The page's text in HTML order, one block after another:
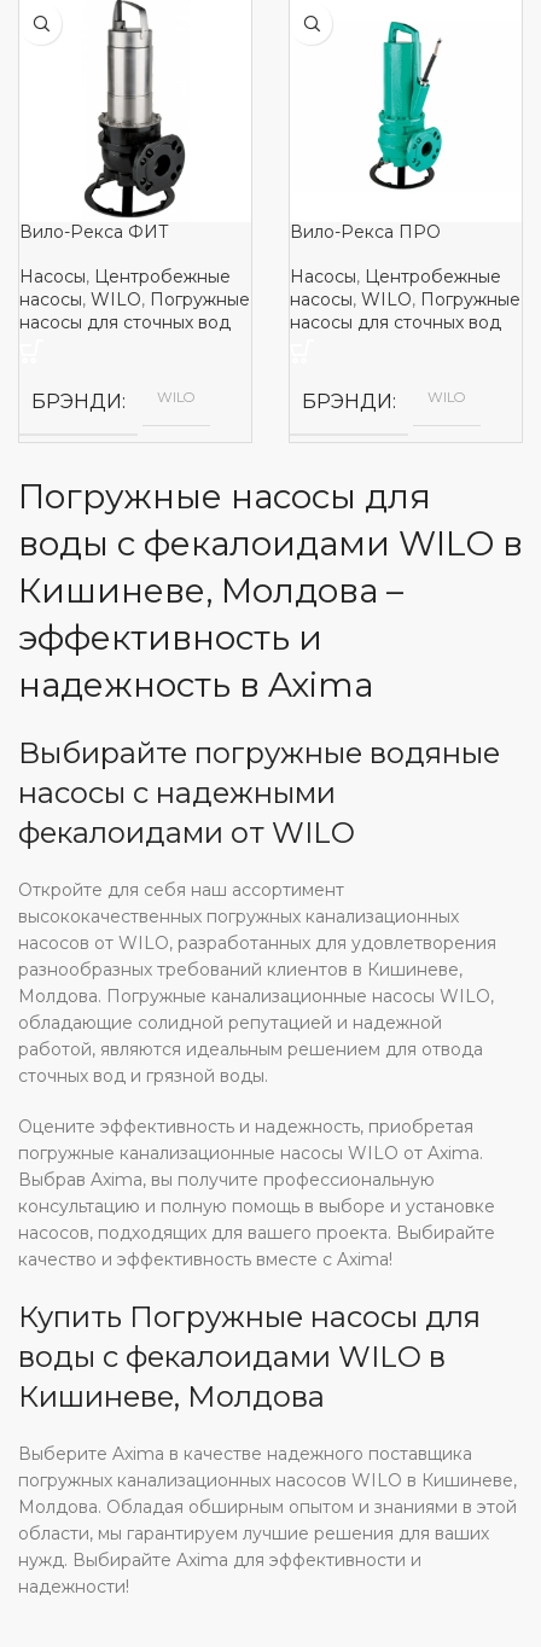
Вило-Рекса ФИТ
Насосы, Центробежные
насосы, WILO, Погружные
насосы для сточных вод
БРЭНДИ WILO
Вило-Рекса ПРО
Насосы, Центробежные
насосы, WILO, Погружные
насосы для сточных вод
БРЭНДИ WILO
Погружные насосы для
воды с фекалоидами WILO в
Кишиневе, Молдова –
эффективность и
надежность в Axima
Выбирайте погружные водяные
насосы с надежными
фекалоидами от WILO
Откройте для себя наш ассортимент
высококачественных погружных канализационных
насосов от WILO, разработанных для удовлетворения
разнообразных требований клиентов в Кишиневе,
Молдова. Погружные канализационные насосы WILO,
обладающие солидной репутацией и надежной
работой, являются идеальным решением для отвода
сточных вод и грязной воды.
Оцените эффективность и надежность, приобретая
погружные канализационные насосы WILO от Axima.
Выбрав Axima, вы получите профессиональную
консультацию и полную помощь в выборе и установке
насосов, подходящих для вашего проекта. Выбирайте
качество и эффективность вместе с Axima!
Купить Погружные насосы для
воды с фекалоидами WILO в
Кишиневе, Молдова
Выберите Axima в качестве надежного поставщика
погружных канализационных насосов WILO в Кишиневе,
Молдова. Обладая обширным опытом и знаниями в этой
области, мы гарантируем лучшие решения для ваших
нужд. Выбирайте Axima для эффективности и
надежности!